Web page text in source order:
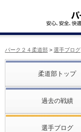
パーク２４柔道部 > 選手ブログ
柔道部トップ
過去の戦績
選手ブログ